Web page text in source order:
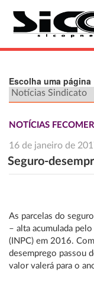
Escolha uma página
NOTÍCIAS
16 de janeiro de
Seguro-
As parcelas do
– alta acumulada
(INPC) em 2016.
desemprego passou
valor valerá para o